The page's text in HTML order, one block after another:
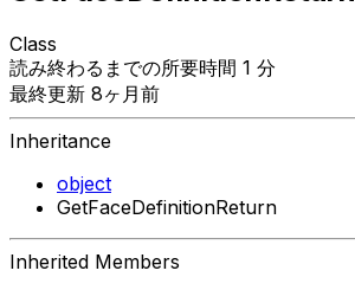
Class
読み終わるまでの所要時間 1 分
最終更新 8ヶ月前
Inheritance
object
GetFaceDefinitionReturn
Inherited Members